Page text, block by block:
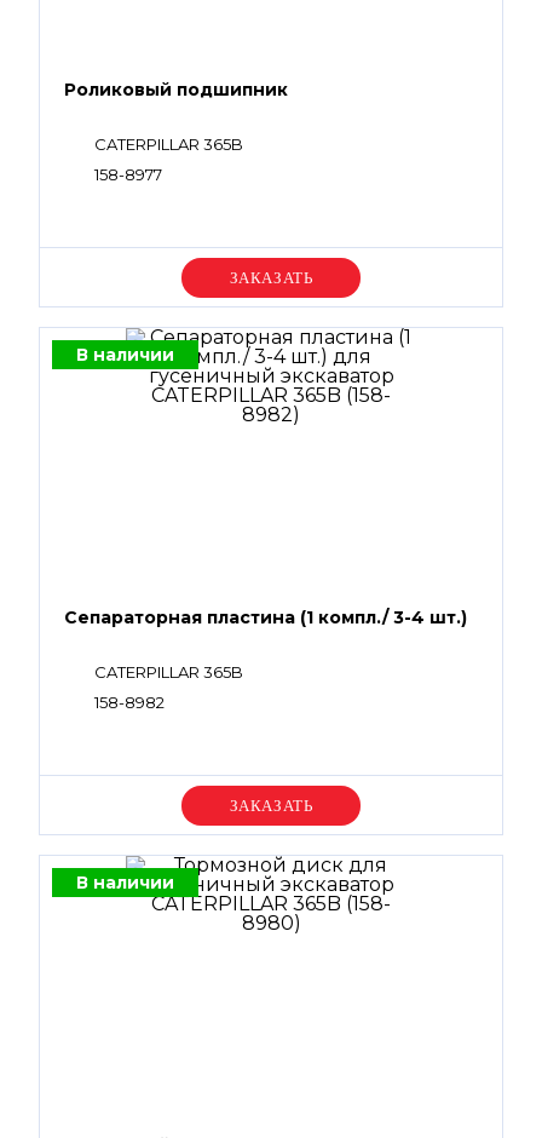
Роликовый подшипник
CATERPILLAR 365B
158-8977
Уточняйте цену
В наличии
Сепараторная пластина (1 компл./ 3-4 шт.)
CATERPILLAR 365B
158-8982
Уточняйте цену
В наличии